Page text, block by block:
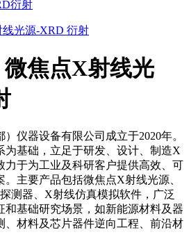
衍射
焦点X射线光
仪器设备有限公司成立于2020年。
为基础，立足于研发、设计、制造X
力于为工业及科研客户提供高效、可
主要产品包括微焦点X射线光源、
测器、X射线仿真模拟软件，广泛
和基础研究场景，如新能源材料及器
、材料及芯片器件逆向工程、前沿材